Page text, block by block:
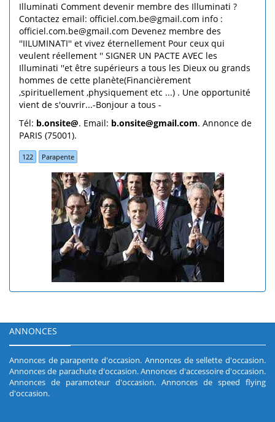
Illuminati Comment devenir membre des Illuminati ?
Contactez email: officiel.com.be@gmail.com info :
officiel.com.be@gmail.com Devenez membre des
''IILUMINATI'' et vivez éternellement Pour ceux qui
veulent réellement '' SIGNER UN PACTE AVEC les
Illuminati ''et être supérieurs a tous les Dieux ou grands
hommes de cette planète(Financièrement
,spirituellement ,physiquement etc ...) . Une opportunité
vient de s'ouvrir...-Bonjour a tous -
Tél: b.onsite@. Email: b.onsite@gmail.com. Annonce de
PARIS (75001).
122 Parapente
ANNONCES
Annonces de parapente d'occasion. Annonces de sellette d'occasion.
Annonces de parachute d'occasion.Annonces d'accessoire d'occasion.
Annonces de paramoteur d'occasion. Annonces de speed flying
d'occasion.